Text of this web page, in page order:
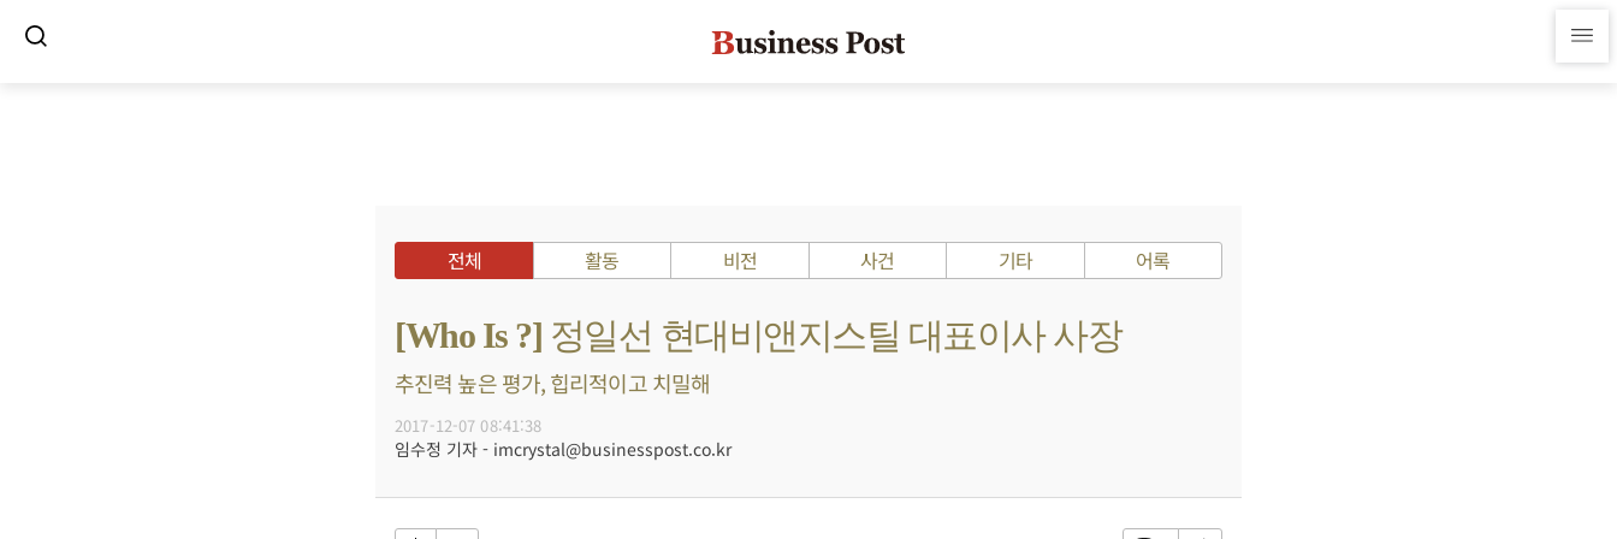
전체 활동 비전 사건 기타 어록
[Who Is ?] 정일선 현대비앤지스틸 대표이사 사장
추진력 높은 평가, 힙리적이고 치밀해
2017-12-07 08:41:38
임수정 기자 - imcrystal@businesspost.co.kr